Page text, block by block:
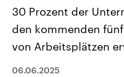
Umfragen, Prognosen,
und Hintergründe zu den
und Kandidaten der
Wahl.
Sendungen
30 Prozent der
den kommenden
von Arbeitsplätzen
06.06.2025